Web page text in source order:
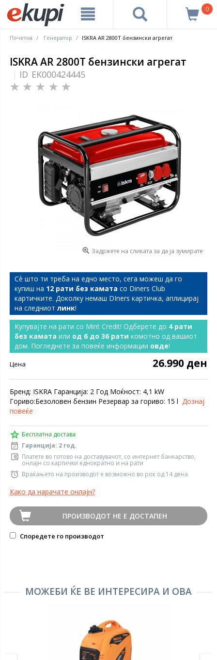
0
Почетна Генератор ISKRA AR 2800Т бензински агрегат
ISKRA AR 2800Т бензински агрегат
ID EK000424445
Задржете на сликата за да ја зумирате
Сѐ што ти треба на едно место, сега можеш да го
купиш на 12 рати без камата со Diners Club
картичките. Доколку немаш DIners картичка, аплицирај
на следниот линк!
Купувајте на рати со Mint Credit! Одберете до 4 рати
без камата или од 6 до 36 рати комотно од вашиот
дом. Погледнете за повеќе информации овде!
Цена 26.990 ден
Бренд: ISKRA Гаранција: 2 Год Моќност: 4,1 kW
Гориво:Безоловен бензин Резервар за гориво: 15 l Дознај
повеќе
Бесплатна достава
Гаранција: 2 год.
Платете во готово на доставувачот, со интернет банкарство,
онлајн со картички еднократно и на рати
Враќањето на производот е возможно во рок од 14 дена
Како да нарачате онлајн?
ПРОИЗВОДОТ НЕ Е ДОСТАПЕН
Споредете го производот
МОЖЕБИ ЌЕ ВЕ ИНТЕРЕСИРА И ОВА